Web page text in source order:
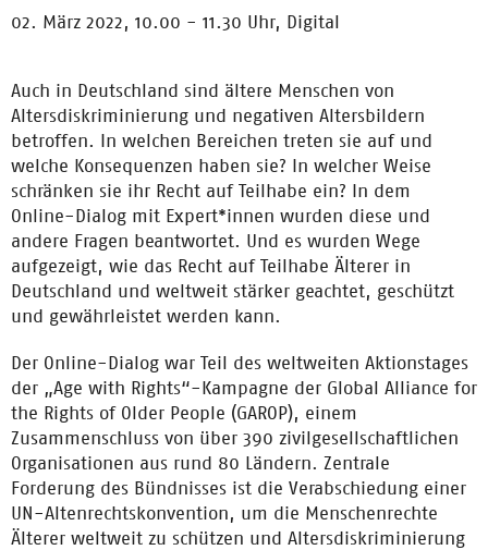
02. März 2022, 10.00 - 11.30 Uhr, Digital
Auch in Deutschland sind ältere Menschen von
Altersdiskriminierung und negativen Altersbildern
betroffen. In welchen Bereichen treten sie auf und
welche Konsequenzen haben sie? In welcher Weise
schränken sie ihr Recht auf Teilhabe ein? In dem
Online-Dialog mit Expert*innen wurden diese und
andere Fragen beantwortet. Und es wurden Wege
aufgezeigt, wie das Recht auf Teilhabe Älterer in
Deutschland und weltweit stärker geachtet, geschützt
und gewährleistet werden kann.
Der Online-Dialog war Teil des weltweiten Aktionstages
der „Age with Rights“-Kampagne der Global Alliance for
the Rights of Older People (GAROP), einem
Zusammenschluss von über 390 zivilgesellschaftlichen
Organisationen aus rund 80 Ländern. Zentrale
Forderung des Bündnisses ist die Verabschiedung einer
UN-Altenrechtskonvention, um die Menschenrechte
Älterer weltweit zu schützen und Altersdiskriminierung